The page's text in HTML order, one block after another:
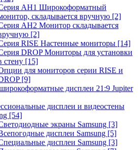
AH1 Широкоформатный
складывается вручную [2]
AH2 Монитор складывается
[2]
RISE Настенные мониторы [14]
DROP Мониторы для установки
стену [15]
для мониторов серии RISE и
[9]
дисплеи 21:9 Jupiter
дисплеи и видеостены
[54]
экраны Samsung [3]
дисплеи Samsung [5]
дисплеи Samsung [3]